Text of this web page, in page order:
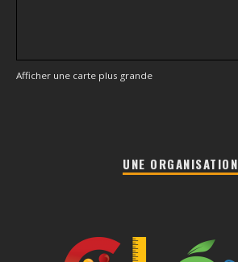
Afficher une carte plus grande
UNE ORGANISATION